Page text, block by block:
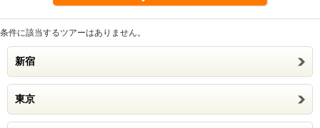
条件に該当するツアーはありません。
新宿
東京